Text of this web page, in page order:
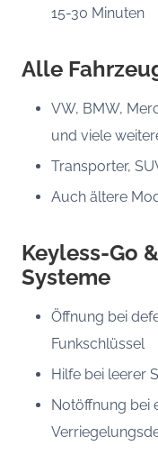
15-30 Minuten
Alle
VW, BMW,
und viele
Transporter,
Auch ältere
Keyless-Go
Systeme
Öffnung bei
Funkschlüssel
Hilfe bei leerer
Notöffnung bei